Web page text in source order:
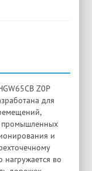
Z0P
для
промышленных
и
во